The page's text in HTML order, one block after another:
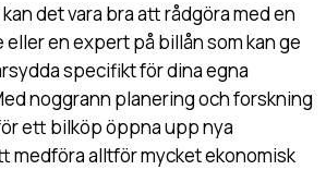
det vara bra att rådgöra med en
en expert på billån som kan ge
specifikt för dina egna
noggrann planering och forskning
ett bilköp öppna upp nya
medföra alltför mycket ekonomisk